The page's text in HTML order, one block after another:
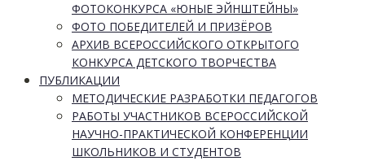
ФОТОКОНКУРСА «ЮНЫЕ ЭЙНШТЕЙНЫ»
ФОТО ПОБЕДИТЕЛЕЙ И ПРИЗЁРОВ
АРХИВ ВСЕРОССИЙСКОГО ОТКРЫТОГО
КОНКУРСА ДЕТСКОГО ТВОРЧЕСТВА
ПУБЛИКАЦИИ
МЕТОДИЧЕСКИЕ РАЗРАБОТКИ ПЕДАГОГОВ
РАБОТЫ УЧАСТНИКОВ ВСЕРОССИЙСКОЙ
НАУЧНО-ПРАКТИЧЕСКОЙ КОНФЕРЕНЦИИ
ШКОЛЬНИКОВ И СТУДЕНТОВ